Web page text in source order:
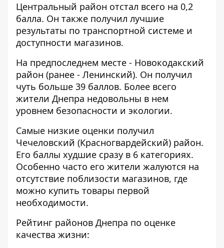
Центральный район отстал всего на 0,2
балла. Он также получил лучшие
результаты по транспортной системе и
доступности магазинов.
На предпоследнем месте - Новокодакский
район (ранее - Ленинский). Он получил
чуть больше 39 баллов. Более всего
жители Днепра недовольны в нем
уровнем безопасности и экологии.
Самые низкие оценки получил
Чечеловский (Красногвардейский) район.
Его баллы худшие сразу в 6 категориях.
Особенно часто его жители жалуются на
отсутствие поблизости магазинов, где
можно купить товары первой
необходимости.
Рейтинг районов Днепра по оценке
качества жизни: